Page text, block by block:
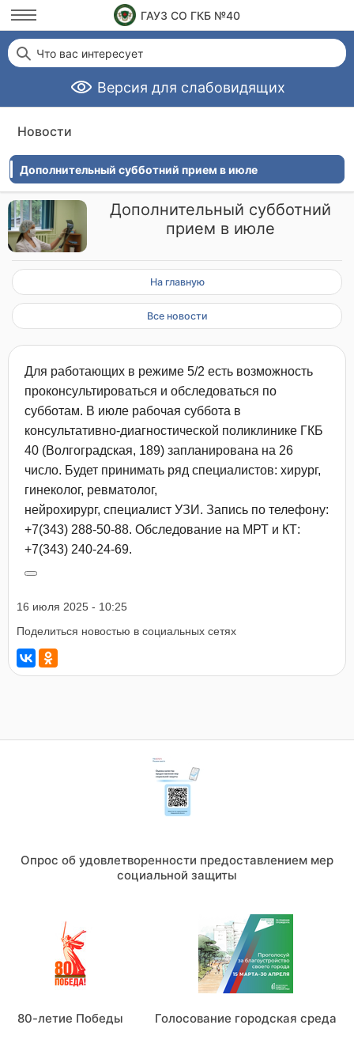
ГАУЗ СО ГКБ №40
Версия для слабовидящих
Что вас интересует
Новости
Дополнительный субботний прием в июле
Дополнительный субботний
прием в июле
На главную
Все новости
Для работающих в режиме 5/2 есть возможность
проконсультироваться и обследоваться по
субботам. В июле рабочая суббота в
консультативно-диагностической поликлинике ГКБ
40 (Волгоградская, 189) запланирована на 26
число. Будет принимать ряд специалистов: хирург,
гинеколог, ревматолог,
нейрохирург, специалист УЗИ. Запись по телефону:
+7(343) 288-50-88. Обследование на МРТ и КТ:
+7(343) 240-24-69.
16 июля 2025 - 10:25
Поделиться новостью в социальных сетях
Опрос об удовлетворенности предоставлением мер
социальной защиты
80-летие Победы Голосование городская среда